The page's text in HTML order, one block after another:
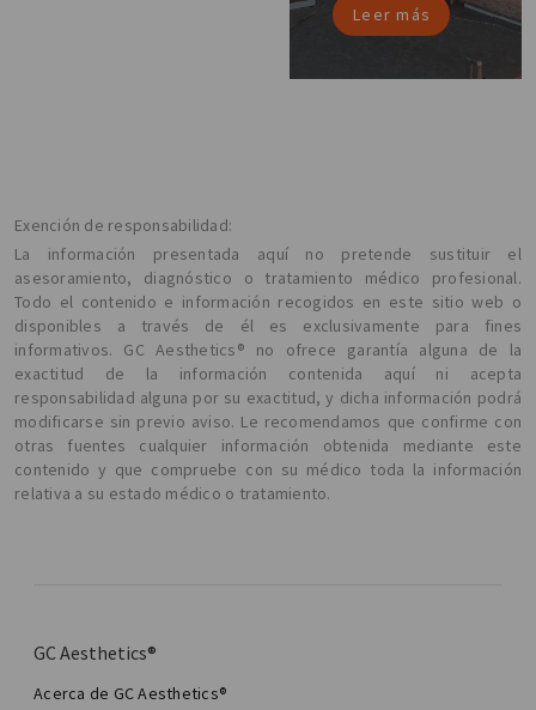
Leer más
Exención de responsabilidad:
La información presentada aquí no pretende sustituir el
asesoramiento, diagnóstico o tratamiento médico profesional.
Todo el contenido e información recogidos en este sitio web o
disponibles a través de él es exclusivamente para fines
informativos. GC Aesthetics® no ofrece garantía alguna de la
exactitud de la información contenida aquí ni acepta
responsabilidad alguna por su exactitud, y dicha información podrá
modificarse sin previo aviso. Le recomendamos que confirme con
otras fuentes cualquier información obtenida mediante este
contenido y que compruebe con su médico toda la información
relativa a su estado médico o tratamiento.
GC Aesthetics®
Acerca de GC Aesthetics®